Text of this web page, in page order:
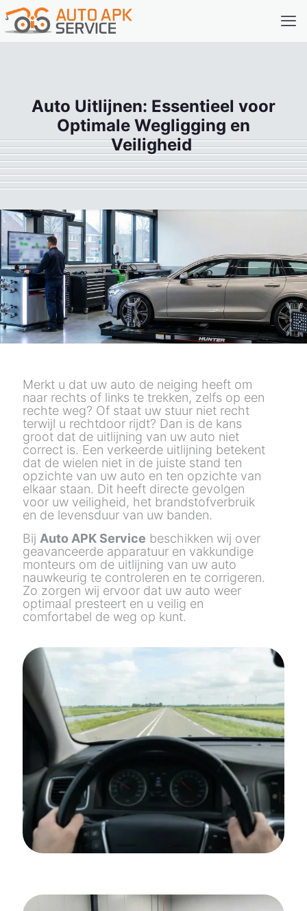
Auto Uitlijnen: Essentieel voor
Optimale Wegligging en
Veiligheid
Merkt u dat uw auto de neiging heeft om
naar rechts of links te trekken, zelfs op een
rechte weg? Of staat uw stuur niet recht
terwijl u rechtdoor rijdt? Dan is de kans
groot dat de uitlijning van uw auto niet
correct is. Een verkeerde uitlijning betekent
dat de wielen niet in de juiste stand ten
opzichte van uw auto en ten opzichte van
elkaar staan. Dit heeft directe gevolgen
voor uw veiligheid, het brandstofverbruik
en de levensduur van uw banden.
Bij Auto APK Service beschikken wij over
geavanceerde apparatuur en vakkundige
monteurs om de uitlijning van uw auto
nauwkeurig te controleren en te corrigeren.
Zo zorgen wij ervoor dat uw auto weer
optimaal presteert en u veilig en
comfortabel de weg op kunt.